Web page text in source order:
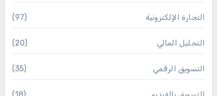
التجارة الإلكترونية (97)
التحليل المالي (20)
التسويق الرقمي (35)